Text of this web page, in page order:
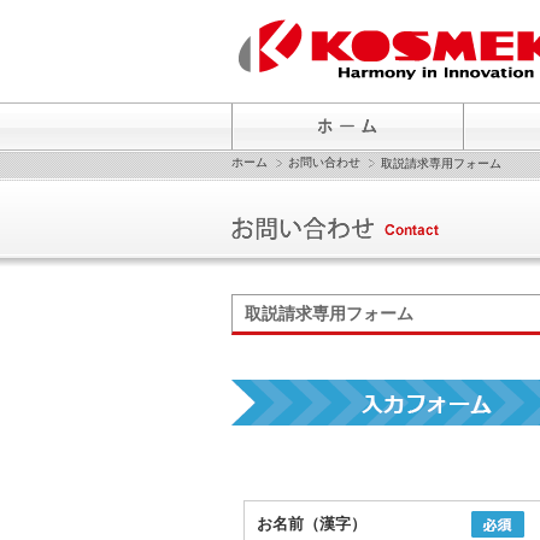
ホーム お問い合わせ 取説請求専用フォーム
取説請求専用フォーム
お名前（漢字）